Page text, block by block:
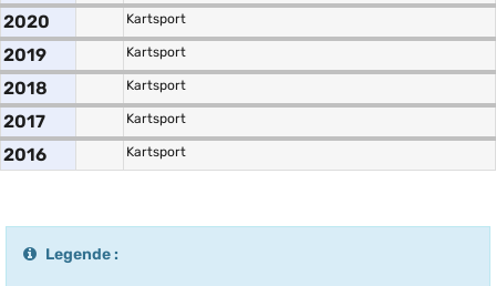
2020 Kartsport
2019 Kartsport
2018 Kartsport
2017 Kartsport
2016 Kartsport
Legende :